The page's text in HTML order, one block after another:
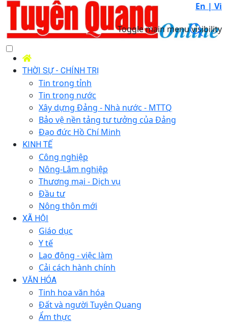
En | Vi
Toggle main menu visibility
THỜI SỰ - CHÍNH TRỊ
Tin trong tỉnh
Tin trong nước
Xây dựng Đảng - Nhà nước - MTTQ
Bảo vệ nền tảng tư tưởng của Đảng
Đạo đức Hồ Chí Minh
KINH TẾ
Công nghiệp
Nông-Lâm nghiệp
Thương mại - Dịch vụ
Đầu tư
Nông thôn mới
XÃ HỘI
Giáo dục
Y tế
Lao động - việc làm
Cải cách hành chính
VĂN HÓA
Tinh hoa văn hóa
Đất và người Tuyên Quang
Ẩm thực